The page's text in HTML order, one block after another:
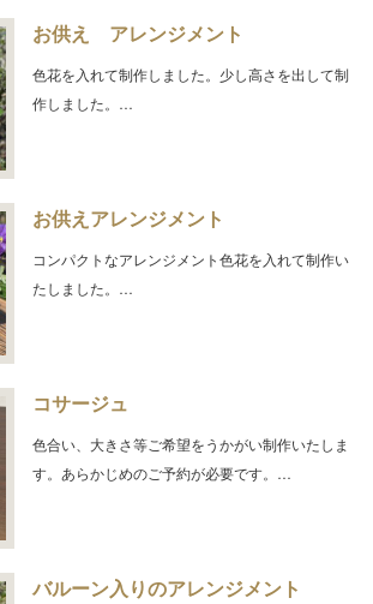
お供え アレンジメント
色花を入れて制作しました。少し高さを出して制
作しました。…
お供えアレンジメント
コンパクトなアレンジメント色花を入れて制作い
たしました。…
コサージュ
色合い、大きさ等ご希望をうかがい制作いたしま
す。あらかじめのご予約が必要です。…
バルーン入りのアレンジメント